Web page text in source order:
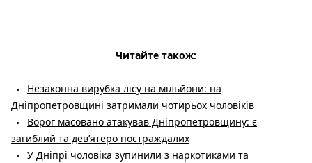
Читайте також:
Незаконна вирубка лісу на мільйони: на
Дніпропетровщині затримали чотирьох чоловіків
Ворог масовано атакував Дніпропетровщину: є
загиблий та дев’ятеро постраждалих
У Дніпрі чоловіка зупинили з наркотиками та